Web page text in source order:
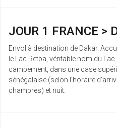
JOUR 1 FRANCE >
Envol à destination de Dakar.
le Lac Retba, véritable nom du
campement, dans une case
sénégalaise (selon l’horaire
chambres) et nuit.